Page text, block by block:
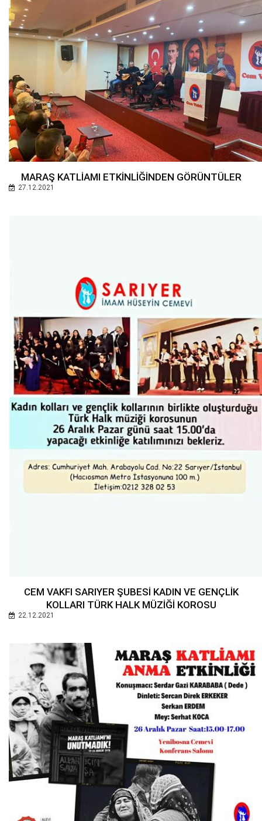
MARAŞ KATLİAMI ETKİNLİĞİNDEN GÖRÜNTÜLER
27.12.2021
CEM VAKFI SARIYER ŞUBESİ KADIN VE GENÇLİK
KOLLARI TÜRK HALK MÜZİĞİ KOROSU
22.12.2021